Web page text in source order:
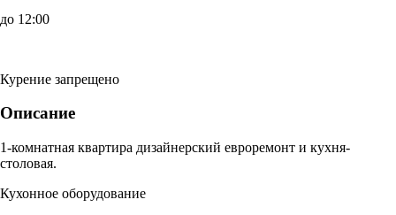
до 12:00
Курение запрещено
Описание
1-комнатная квартира дизайнерский евроремонт и кухня-
столовая.
Кухонное оборудование